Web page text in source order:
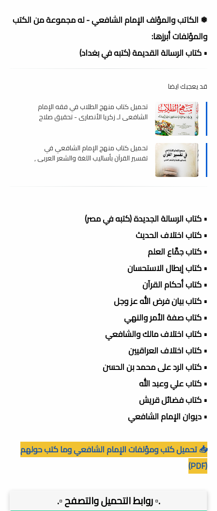
❅ الكاتب والمؤلف الإمام الشافعي - له مجموعة من الكتب
والمؤلفات أبرزها:
• كتاب الرسالة القديمة (كتبه في بغداد)
قد يعجبك ايضا
تحميل كتاب منهج الطلاب في فقه الإمام
الشافعي لـ زكريا الأنصاري - تحقيق صلاح
تحميل كتاب منهج الإمام الشافعي في
تفسير القرآن بأساليب اللغة والشعر العربى ,
• كتاب الرسالة الجديدة (كتبه في مصر)
• كتاب اختلاف الحديث
• كتاب جمَّاع العلم
• كتاب إبطال الاستحسان
• كتاب أحكام القرآن
• كتاب بيان فرض الله عز وجل
• كتاب صفة الأمر والنهي
• كتاب اختلاف مالك والشافعي
• كتاب اختلاف العراقيين
• كتاب الرد على محمد بن الحسن
• كتاب علي وعبد الله
• كتاب فضائل قريش
• ديوان الإمام الشافعي
📥 تحميل كتب ومؤلفات الإمام الشافعي وما كتب حولهم
(PDF)
.▫️ روابط التحميل والتصفح ▫️.